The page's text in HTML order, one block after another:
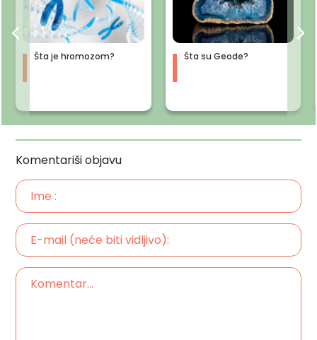
Šta je hromozom? Šta su Geode?
Komentariši objavu